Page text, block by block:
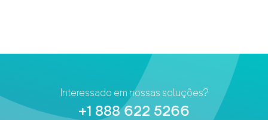
Interessado em nossas soluções?
+1 888 622 5266